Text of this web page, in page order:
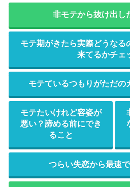
非モテから抜け出し
モテ期がきたら実際どうなる
来てるかチェ
モテているつもりがただの
モテたいけれど容姿が
悪い？諦める前にでき
ること
つらい失恋から最速